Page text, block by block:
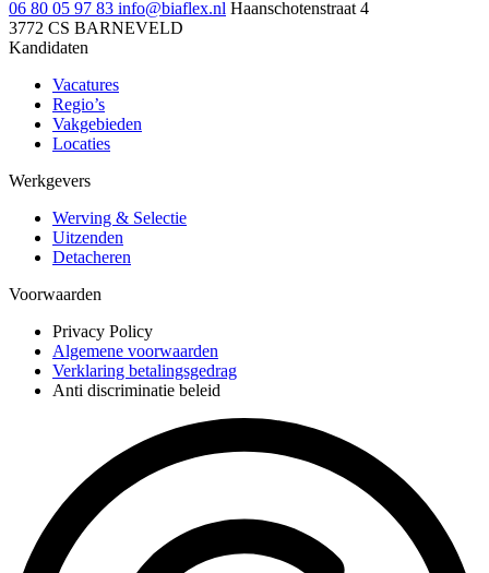
06 80 05 97 83 info@biaflex.nl Haanschotenstraat 4
3772 CS BARNEVELD
Kandidaten
Vacatures
Regio’s
Vakgebieden
Locaties
Werkgevers
Werving & Selectie
Uitzenden
Detacheren
Voorwaarden
Privacy Policy
Algemene voorwaarden
Verklaring betalingsgedrag
Anti discriminatie beleid